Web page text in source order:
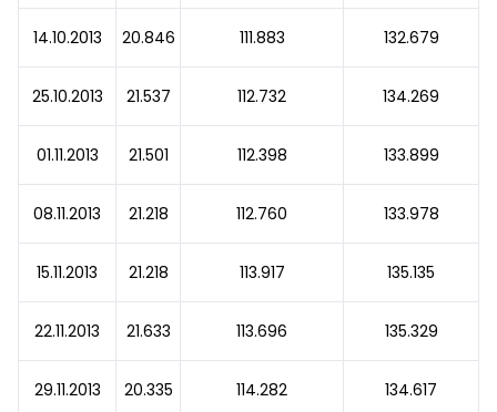
14.10.2013 20.846 111.883 132.679
25.10.2013 21.537 112.732 134.269
01.11.2013 21.501 112.398 133.899
08.11.2013 21.218 112.760 133.978
15.11.2013 21.218 113.917 135.135
22.11.2013 21.633 113.696 135.329
29.11.2013 20.335 114.282 134.617